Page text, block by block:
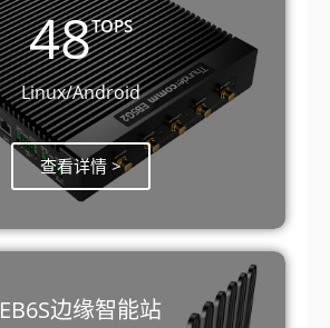
48TOPS
Linux/Android
查看详情 >
EB6S边缘智能站